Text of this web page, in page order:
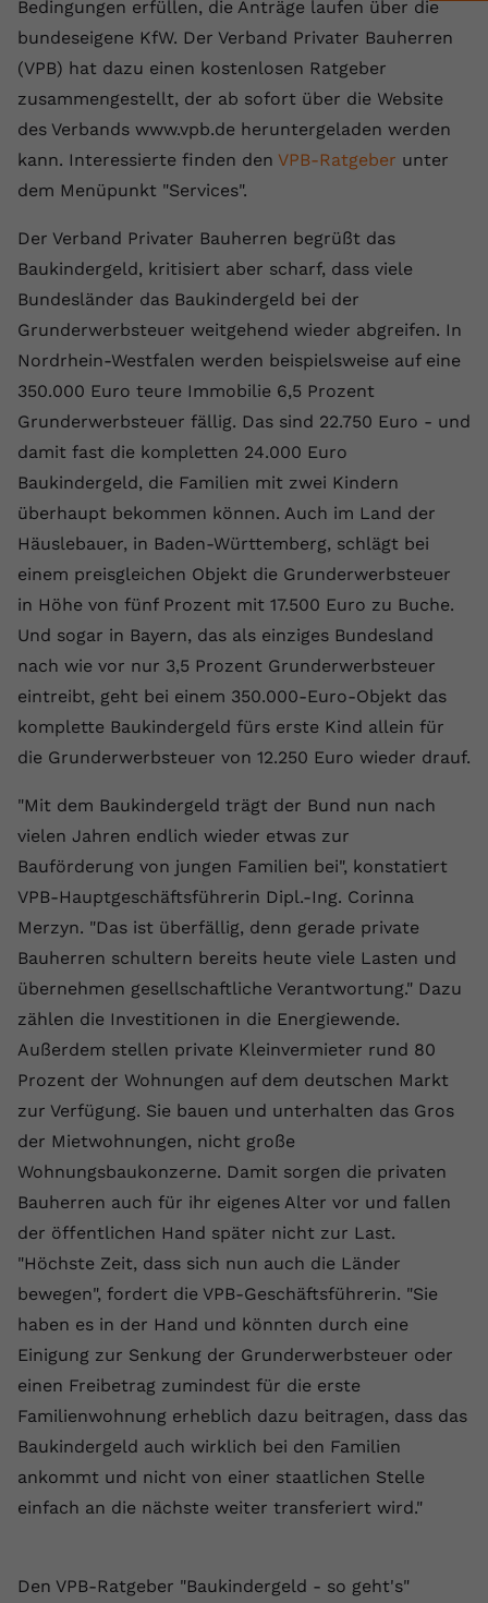
Bedingungen erfüllen, die Anträge laufen über die
bundeseigene KfW. Der Verband Privater Bauherren
(VPB) hat dazu einen kostenlosen Ratgeber
zusammengestellt, der ab sofort über die Website
des Verbands www.vpb.de heruntergeladen werden
kann. Interessierte finden den VPB-Ratgeber unter
dem Menüpunkt "Services".
Der Verband Privater Bauherren begrüßt das
Baukindergeld, kritisiert aber scharf, dass viele
Bundesländer das Baukindergeld bei der
Grunderwerbsteuer weitgehend wieder abgreifen. In
Nordrhein-Westfalen werden beispielsweise auf eine
350.000 Euro teure Immobilie 6,5 Prozent
Grunderwerbsteuer fällig. Das sind 22.750 Euro - und
damit fast die kompletten 24.000 Euro
Baukindergeld, die Familien mit zwei Kindern
überhaupt bekommen können. Auch im Land der
Häuslebauer, in Baden-Württemberg, schlägt bei
einem preisgleichen Objekt die Grunderwerbsteuer
in Höhe von fünf Prozent mit 17.500 Euro zu Buche.
Und sogar in Bayern, das als einziges Bundesland
nach wie vor nur 3,5 Prozent Grunderwerbsteuer
eintreibt, geht bei einem 350.000-Euro-Objekt das
komplette Baukindergeld fürs erste Kind allein für
die Grunderwerbsteuer von 12.250 Euro wieder drauf.
"Mit dem Baukindergeld trägt der Bund nun nach
vielen Jahren endlich wieder etwas zur
Bauförderung von jungen Familien bei", konstatiert
VPB-Hauptgeschäftsführerin Dipl.-Ing. Corinna
Merzyn. "Das ist überfällig, denn gerade private
Bauherren schultern bereits heute viele Lasten und
übernehmen gesellschaftliche Verantwortung." Dazu
zählen die Investitionen in die Energiewende.
Außerdem stellen private Kleinvermieter rund 80
Prozent der Wohnungen auf dem deutschen Markt
zur Verfügung. Sie bauen und unterhalten das Gros
der Mietwohnungen, nicht große
Wohnungsbaukonzerne. Damit sorgen die privaten
Bauherren auch für ihr eigenes Alter vor und fallen
der öffentlichen Hand später nicht zur Last.
"Höchste Zeit, dass sich nun auch die Länder
bewegen", fordert die VPB-Geschäftsführerin. "Sie
haben es in der Hand und könnten durch eine
Einigung zur Senkung der Grunderwerbsteuer oder
einen Freibetrag zumindest für die erste
Familienwohnung erheblich dazu beitragen, dass das
Baukindergeld auch wirklich bei den Familien
ankommt und nicht von einer staatlichen Stelle
einfach an die nächste weiter transferiert wird."
Den VPB-Ratgeber "Baukindergeld - so geht's"
Laufzeit 1 Jahr
Zweck
Einstellungen. Unter anderem eine
zufällig generierte ID, für die
historische Speicherung Ihrer
Webseiten-Betreiber dies eingestellt
hat.
Name fe_typo_user
Laufzeit Session
Zweck
Speicherung von
Benutzereinstellungen zu ermöglichen.
Zweck
wiederzuerkennen und statistische
Informationen zur Nutzung der
Website zu erfassen.
Name _gcl au
Laufzeit 90 Tage
Zweck
Conversion-Tracking verwendet, um
Werbeklicks der Nutzung auf unserer
Cookie-Informationen anzeigen
Externe Inhalte
Wir verwenden auf unserer Website externe Inhalte,
Name vuid
Zweck
Vimeo installiert dieses Cookie, um
Tracking-Informationen zu sammeln,
indem es eine eindeutige ID zum
Einbetten von Videos auf der Website
setzt.
Anbieter youtube.com
Zweck
YouTube setzt dieses Cookie über
eingebettete YouTube-Videos und
registriert anonyme statistische Daten.
Name yt-remote-device-id
Session
Zweck
YouTube setzt diesen Cookie, um die
Videopräferenzen des Benutzers zu
Videos verwendet.
Name yt.innertube::requests
Anbieter youtube.com
Laufzeit Session
Zweck
Dieser von YouTube gesetzte Cookie
registriert eine eindeutige ID, um
Daten darüber zu speichern, welche
Videos von YouTube der Nutzer
gesehen hat.
yt.innertube::nextId
Anbieter Youtube.com
Laufzeit Session
Zweck
Dieser von YouTube gesetzte Cookie
registriert eine eindeutige ID, um
Daten darüber zu speichern, welche
Cookie-Informationen anzeigen